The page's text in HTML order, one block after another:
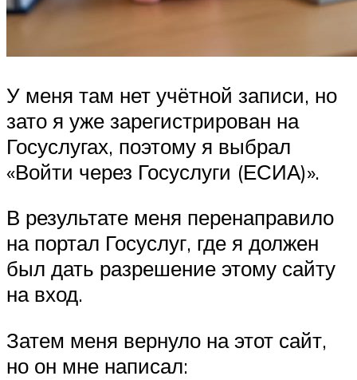
У меня там нет учётной записи, но
зато я уже зарегистрирован на
Госуслугах, поэтому я выбрал
«Войти через Госуслуги (ЕСИА)».
В результате меня перенаправило
на портал Госуслуг, где я должен
был дать разрешение этому сайту
на вход.
Затем меня вернуло на этот сайт,
но он мне написал: